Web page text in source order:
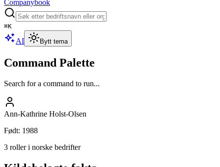
Companybook
⌘K
AI Bytt tema
Command Palette
Search for a command to run...
Ann-Kathrine Holst-Olsen
Født: 1988
3 roller i norske bedrifter